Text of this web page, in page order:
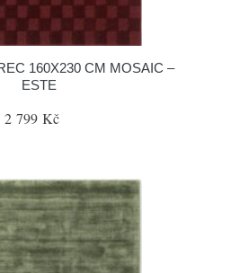
160X230 CM MOSAIC –
ESTE
2 799 Kč